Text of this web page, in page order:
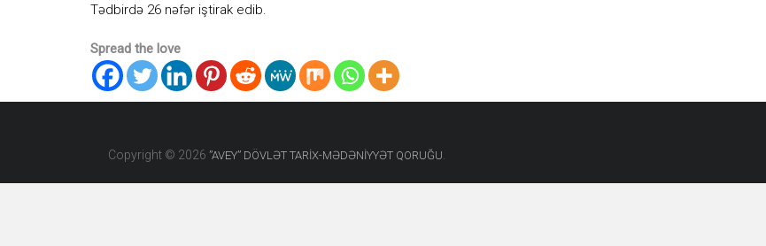
məbədinin
ilə
adlandırılıb.
Tədbirdə 26 nəfər iştirak edib.
Spread the love
Copyright © 2026 ”AVEY” DÖVLƏT TARİX-MƏDƏNİYYƏT QORUĞU